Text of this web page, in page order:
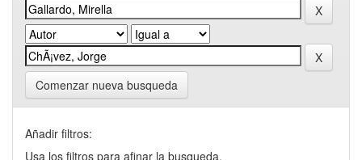
Comenzar nueva busqueda
Añadir filtros:
Usa los filtros para afinar la busqueda.